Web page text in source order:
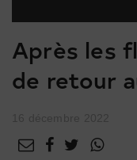
Après les
de retour